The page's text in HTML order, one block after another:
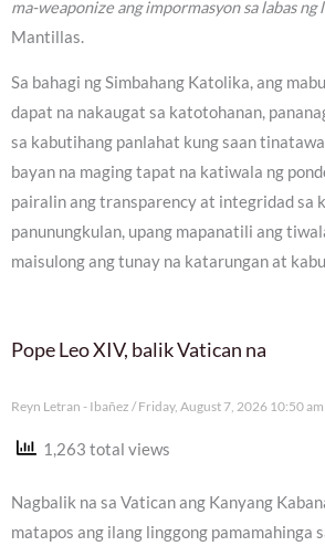
ma-weaponize ang impormasyon sa labas ng
Mantillas.
Sa bahagi ng Simbahang Katolika, ang
dapat na nakaugat sa katotohanan,
sa kabutihang panlahat kung saan
bayan na maging tapat na katiwala ng
pairalin ang transparency at integridad sa
panunungkulan, upang mapanatili ang
maisulong ang tunay na katarungan at
Pope Leo XIV, balik Vatican na
Reyn Letran - Ibañez Friday, August 7, 2026 10:50 am
1,263 total views
Nagbalik na sa Vatican ang Kanyang
matapos ang ilang linggong pamamahinga